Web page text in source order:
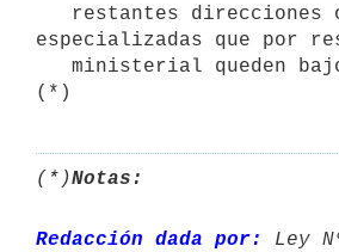
especializadas que por
(*)Notas:
Redacción dada por:
Ley